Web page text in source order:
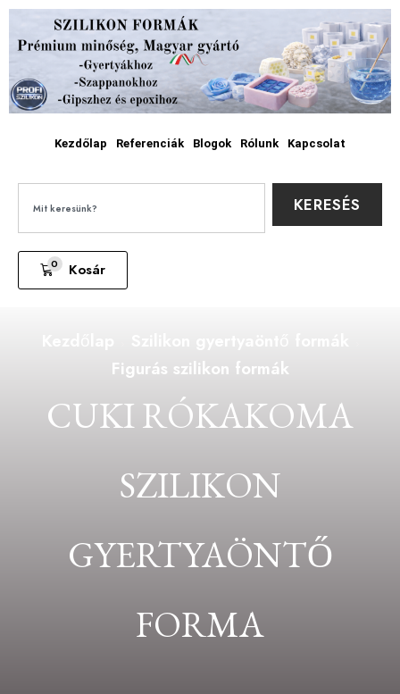
Kezdőlap Referenciák Blogok Rólunk Kapcsolat
KERESÉS
0 Kosár
Figurás szilikon formák
CUKI RÓKAKOMA
SZILIKON
GYERTYAÖNTŐ
FORMA